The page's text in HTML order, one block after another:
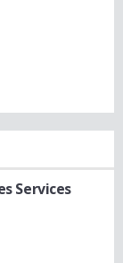
Services